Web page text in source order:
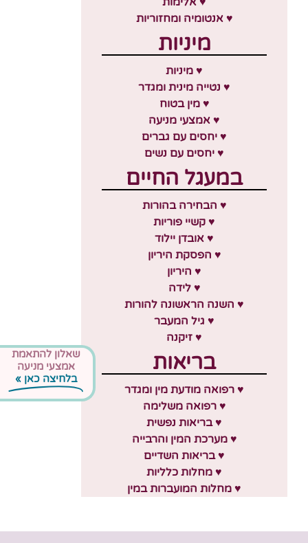
♥ אנטומיה ומחזוריות
מיניות
♥ מיניות
♥ נטייה מינית ומגדר
♥ מין בטוח
♥ אמצעי מניעה
♥ יחסים עם גברים
♥ יחסים עם נשים
במעגל החיים
♥ הבחירה בהורות
♥ קשיי פוריות
♥ אובדן יילוד
♥ הפסקת היריון
♥ היריון
♥ לידה
♥ השנה הראשונה להורות
♥ גיל המעבר
♥ זיקנה
בריאות
♥ רפואה מודעת מין ומגדר
♥ רפואה משלימה
♥ בריאות נפשית
♥ מערכת המין והרבייה
♥ בריאות השדיים
♥ מחלות כלליות
♥ מחלות המועברות במין
שאלון להתאמת
אמצעי מניעה
בלחיצה כאן »